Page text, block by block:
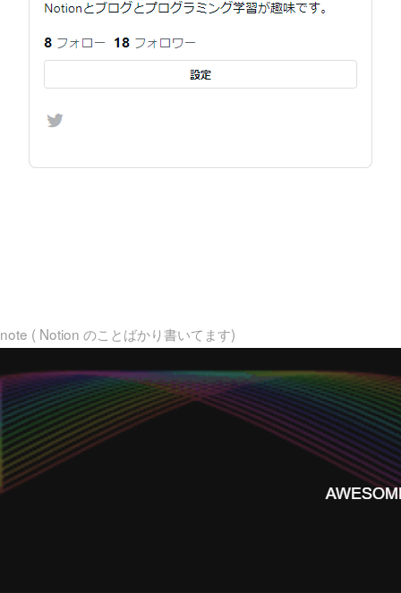
note ( Notion のことばかり書いてます)